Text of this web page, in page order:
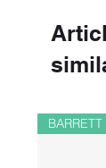
BARRETT